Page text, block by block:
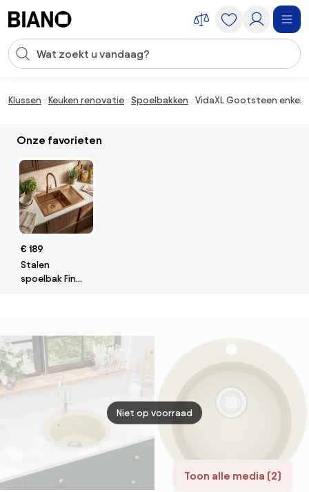
Zoekopdracht invoeren
Klussen Keuken renovatie Spoelbakken VidaXL Gootsteen
Onze favorieten
€ 189
Stalen
spoelbak Fin
Toon alle media (2)
Niet op voorraad